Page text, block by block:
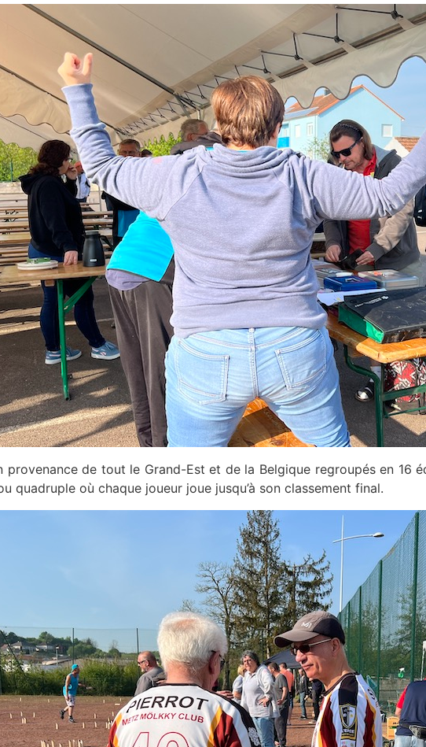
provenance de tout le Grand-Est et de la Belgique regroupés en 16
quadruple où chaque joueur joue jusqu’à son classement final.